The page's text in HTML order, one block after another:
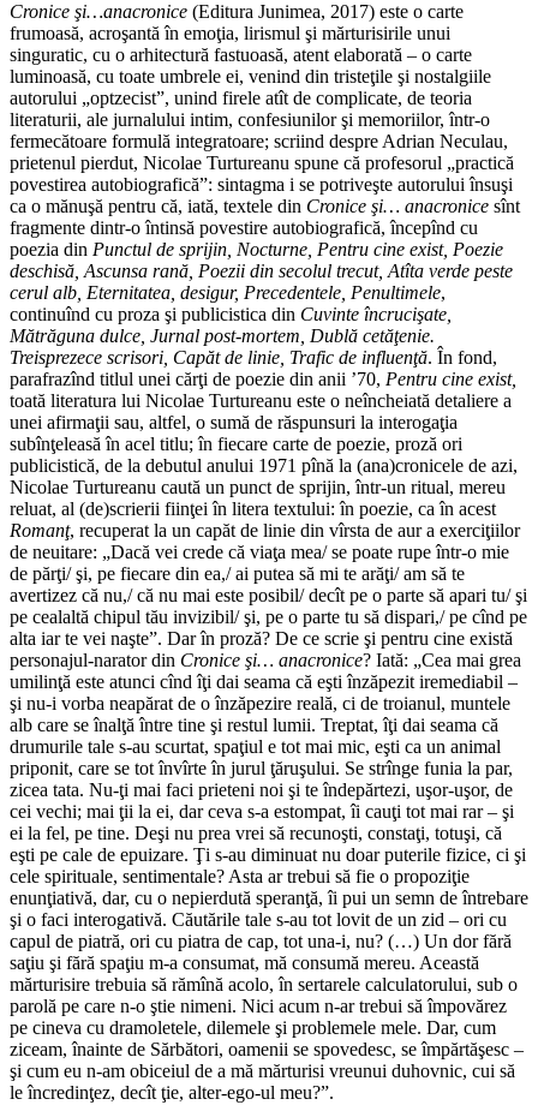
Cronice şi…anacronice (Editura Juni­mea, 2017) este o carte
frumoasă, acroşantă în emoţia, lirismul şi mărturisirile unui
singuratic, cu o arhitectură fastuoasă, atent elaborată – o carte
luminoasă, cu toate umbrele ei, venind din tristeţile şi nostalgiile
autorului „optzecist”, unind firele atît de complicate, de teoria
literaturii, ale jurnalului intim, confesiunilor şi memoriilor, într-o
fermecătoare formulă integratoare; scriind despre Adrian Neculau,
prietenul pierdut, Nicolae Turtureanu spune că profesorul „practică
povestirea autobiografică”: sintagma i se potriveşte autorului însuşi
ca o mănuşă pentru că, iată, textele din Cronice şi… anacronice sînt
fragmente dintr-o întinsă povestire autobiografică, începînd cu
poezia din Punctul de sprijin, Nocturne, Pentru cine exist, Poezie
deschisă, Ascunsa rană, Poezii din secolul trecut, Atîta verde peste
cerul alb, Eternitatea, desigur, Precedentele, Penultimele,
continuînd cu proza şi publicistica din Cuvinte încrucişate,
Mătrăguna dulce, Jurnal post-mortem, Dublă cetăţenie.
Treisprezece scrisori, Capăt de linie, Trafic de influenţă. În fond,
parafrazînd titlul unei cărţi de poezie din anii ’70, Pentru cine exist,
toată literatura lui Nicolae Turtureanu este o neîncheiată detaliere a
unei afirmaţii sau, altfel, o sumă de răspunsuri la interogaţia
subînţeleasă în acel titlu; în fiecare carte de poezie, proză ori
publicistică, de la debutul anului 1971 pînă la (ana)cronicele de azi,
Nicolae Turtureanu caută un punct de sprijin, într-un ritual, mereu
reluat, al (de)scrierii fiinţei în litera textului: în poezie, ca în acest
Romanţ, recuperat la un capăt de linie din vîrsta de aur a exerciţiilor
de neuitare: „Dacă vei crede că viaţa mea/ se poate rupe într-o mie
de părţi/ şi, pe fiecare din ea,/ ai putea să mi te arăţi/ am să te
avertizez că nu,/ că nu mai este posibil/ decît pe o parte să apari tu/ şi
pe cealaltă chipul tău invizibil/ şi, pe o parte tu să dispari,/ pe cînd pe
alta iar te vei naşte”. Dar în proză? De ce scrie şi pen­tru cine există
personajul-narator din Cronice şi… anacronice? Iată: „Cea mai grea
umilinţă este atunci cînd îţi dai seama că eşti înzăpezit iremediabil –
şi nu-i vorba neapărat de o înzăpezire reală, ci de troianul, muntele
alb care se înalţă între tine şi restul lumii. Treptat, îţi dai seama că
drumurile tale s-au scurtat, spaţiul e tot mai mic, eşti ca un animal
priponit, care se tot învîrte în jurul ţăruşului. Se strînge funia la par,
zicea tata. Nu-ţi mai faci prieteni noi şi te îndepărtezi, uşor-uşor, de
cei vechi; mai ţii la ei, dar ceva s-a estompat, îi cauţi tot mai rar – şi
ei la fel, pe tine. Deşi nu prea vrei să recunoşti, constaţi, totuşi, că
eşti pe cale de epuizare. Ţi s-au diminuat nu doar puterile fizice, ci şi
cele spirituale, sentimentale? Asta ar trebui să fie o propoziţie
enunţiativă, dar, cu o nepierdută speranţă, îi pui un semn de întrebare
şi o faci interogativă. Căutările tale s-au tot lovit de un zid – ori cu
capul de piatră, ori cu piatra de cap, tot una-i, nu? (…) Un dor fără
saţiu şi fără spaţiu m-a consumat, mă consumă mereu. Această
mărturisire trebuia să rămînă acolo, în sertarele calculatorului, sub o
parolă pe care n-o ştie nimeni. Nici acum n-ar trebui să împovărez
pe cineva cu dramoletele, dilemele şi problemele mele. Dar, cum
ziceam, înainte de Sărbători, oamenii se spovedesc, se împărtăşesc –
şi cum eu n-am obiceiul de a mă mărturisi vreunui duhovnic, cui să
le încredinţez, decît ţie, alter-ego-ul meu?”.